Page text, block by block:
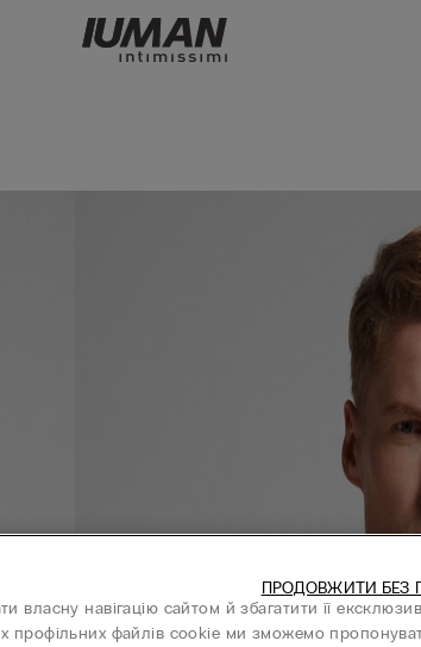
власну навігацію сайтом й збагатити її
профільних файлів cookie ми зможемо
ПРОДОВЖИТИ БЕЗ